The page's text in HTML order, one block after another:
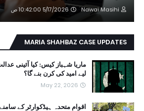
Nawai Masihi 5/17/2026 10:42:00 ص
MARIA SHAHBAZ CASE UPDATES
ماریا شہباز کیس: کیا آئینی
لیے امید کی کرن بنے گا؟
May 22, 2026